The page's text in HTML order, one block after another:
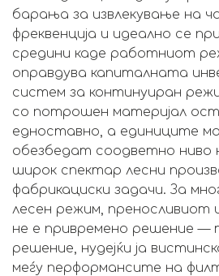
барања за извлекување на
фреквенција и идеално се
средини каде работниот
оправдува капиталната
систем за континуиран
со потрошен материјал
едноставно, а единиците
обезбедат соодветно ниво
широк спектар лесни
фабрикациски задачи. За
лесен режим, преносливиот
не е привремено решение —
решение, нудејќи ја
меѓу перформансите на